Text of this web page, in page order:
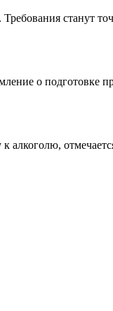
станут
о подготовке